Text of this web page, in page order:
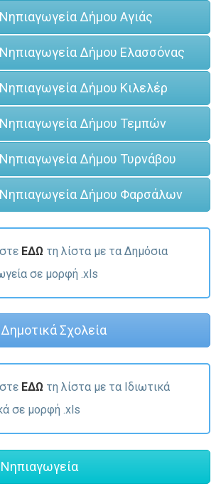
Δήμου Αγιάς
Δήμου Ελασσόνας
Δήμου Κιλελέρ
Δήμου Τεμπών
Δήμου Τυρνάβου
Δήμου Φαρσάλων
ΕΔΩ τη λίστα με τα Δημόσια
σε μορφή .xls
Δημοτικά Σχολεία
ΕΔΩ τη λίστα με τα Ιδιωτικά
σε μορφή .xls
Νηπιαγωγεία